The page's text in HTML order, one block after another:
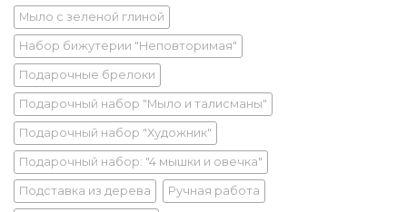
Мыло с зеленой глиной
Набор бижутерии "Неповторимая"
Подарочные брелоки
Подарочный набор "Мыло и талисманы"
Подарочный набор "Художник"
Подарочный набор: "4 мышки и овечка"
Подставка из дерева Ручная работа